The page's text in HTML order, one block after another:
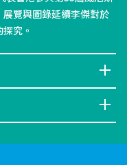
覽與圖錄延續李傑對於
究。